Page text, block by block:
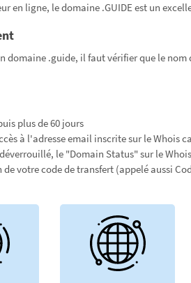
en ligne, le domaine .GUIDE est un
domaine .guide, il faut vérifier que le
plus de 60 jours
à l'adresse email inscrite sur le
le "Domain Status" sur le
de votre code de transfert (appelé aussi